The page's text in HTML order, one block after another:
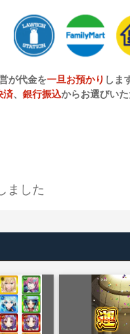
が代金を一旦お預かり しま
済、 銀行振込からお選びいた
ました